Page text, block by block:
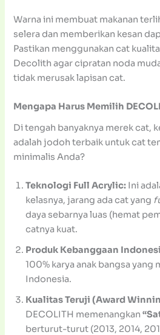
Warna ini membuat makanan
selera dan memberikan kesan
Pastikan menggunakan cat
Decolith agar cipratan noda
tidak merusak lapisan cat.
Mengapa Harus Memilih
Di tengah banyaknya merek cat,
adalah jodoh terbaik untuk cat
minimalis Anda?
Teknologi Full Acrylic: Ini
kelasnya, jarang ada cat yang
daya sebarnya luas (hemat
catnya kuat.
Produk Kebanggaan
100% karya anak bangsa
Indonesia.
Kualitas Teruji (Award
DECOLITH memenangkan
berturut-turut (2013, 2014,